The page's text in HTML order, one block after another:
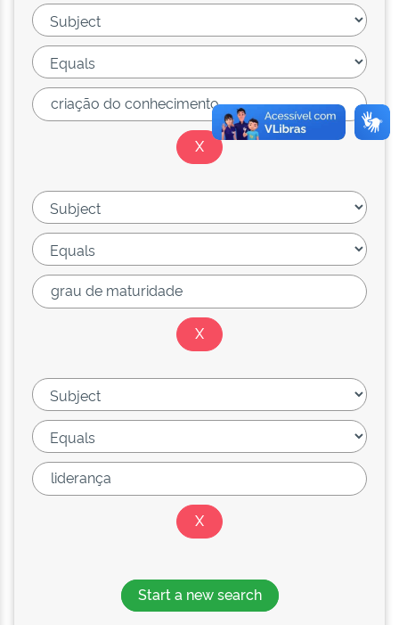
Start a new search